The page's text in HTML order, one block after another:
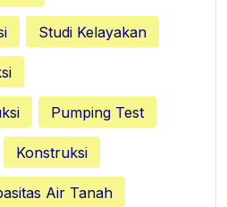
Studi Kelayakan
Pumping Test
Konstruksi
Air Tanah